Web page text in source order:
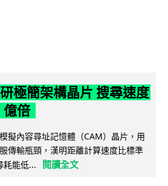
極簡架構晶片 搜尋速度
億倍
擬內容尋址記憶體（CAM）晶片，用
傳輸瓶頸，漢明距離計算速度比標準
耗能低...
閱讀全文